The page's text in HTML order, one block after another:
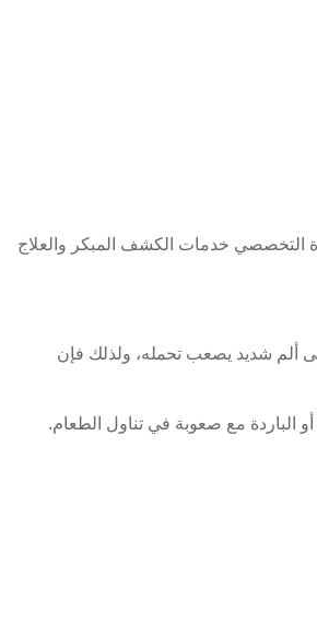
التخصصي خدمات الكشف المبكر والعلاج
ألم شديد يصعب تحمله، ولذلك فإن
مع صعوبة في تناول الطعام.